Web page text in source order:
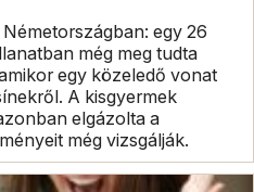
egy 26
még meg tudta
egy közeledő vonat
A kisgyermek
elgázolta a
még vizsgálják.